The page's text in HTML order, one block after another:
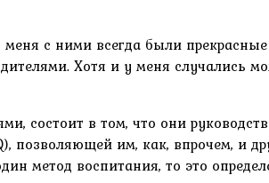
с ними всегда были
Хотя и у меня случались
состоит в том, что они
позволяющей им, как, впрочем, и
метод воспитания, то это